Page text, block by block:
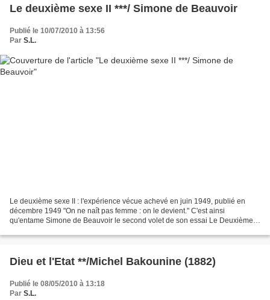
Le deuxième sexe II ***/ Simone de Beauvoir
Publié le 10/07/2010 à 13:56
Par S.L.
Le deuxième sexe II : l'expérience vécue achevé en juin 1949, publié en
décembre 1949 "On ne naît pas femme : on le devient." C'est ainsi
qu'entame Simone de Beauvoir le second volet de son essai Le Deuxième
Dieu et l'Etat **/Michel Bakounine (1882)
Publié le 08/05/2010 à 13:18
Par S.L.